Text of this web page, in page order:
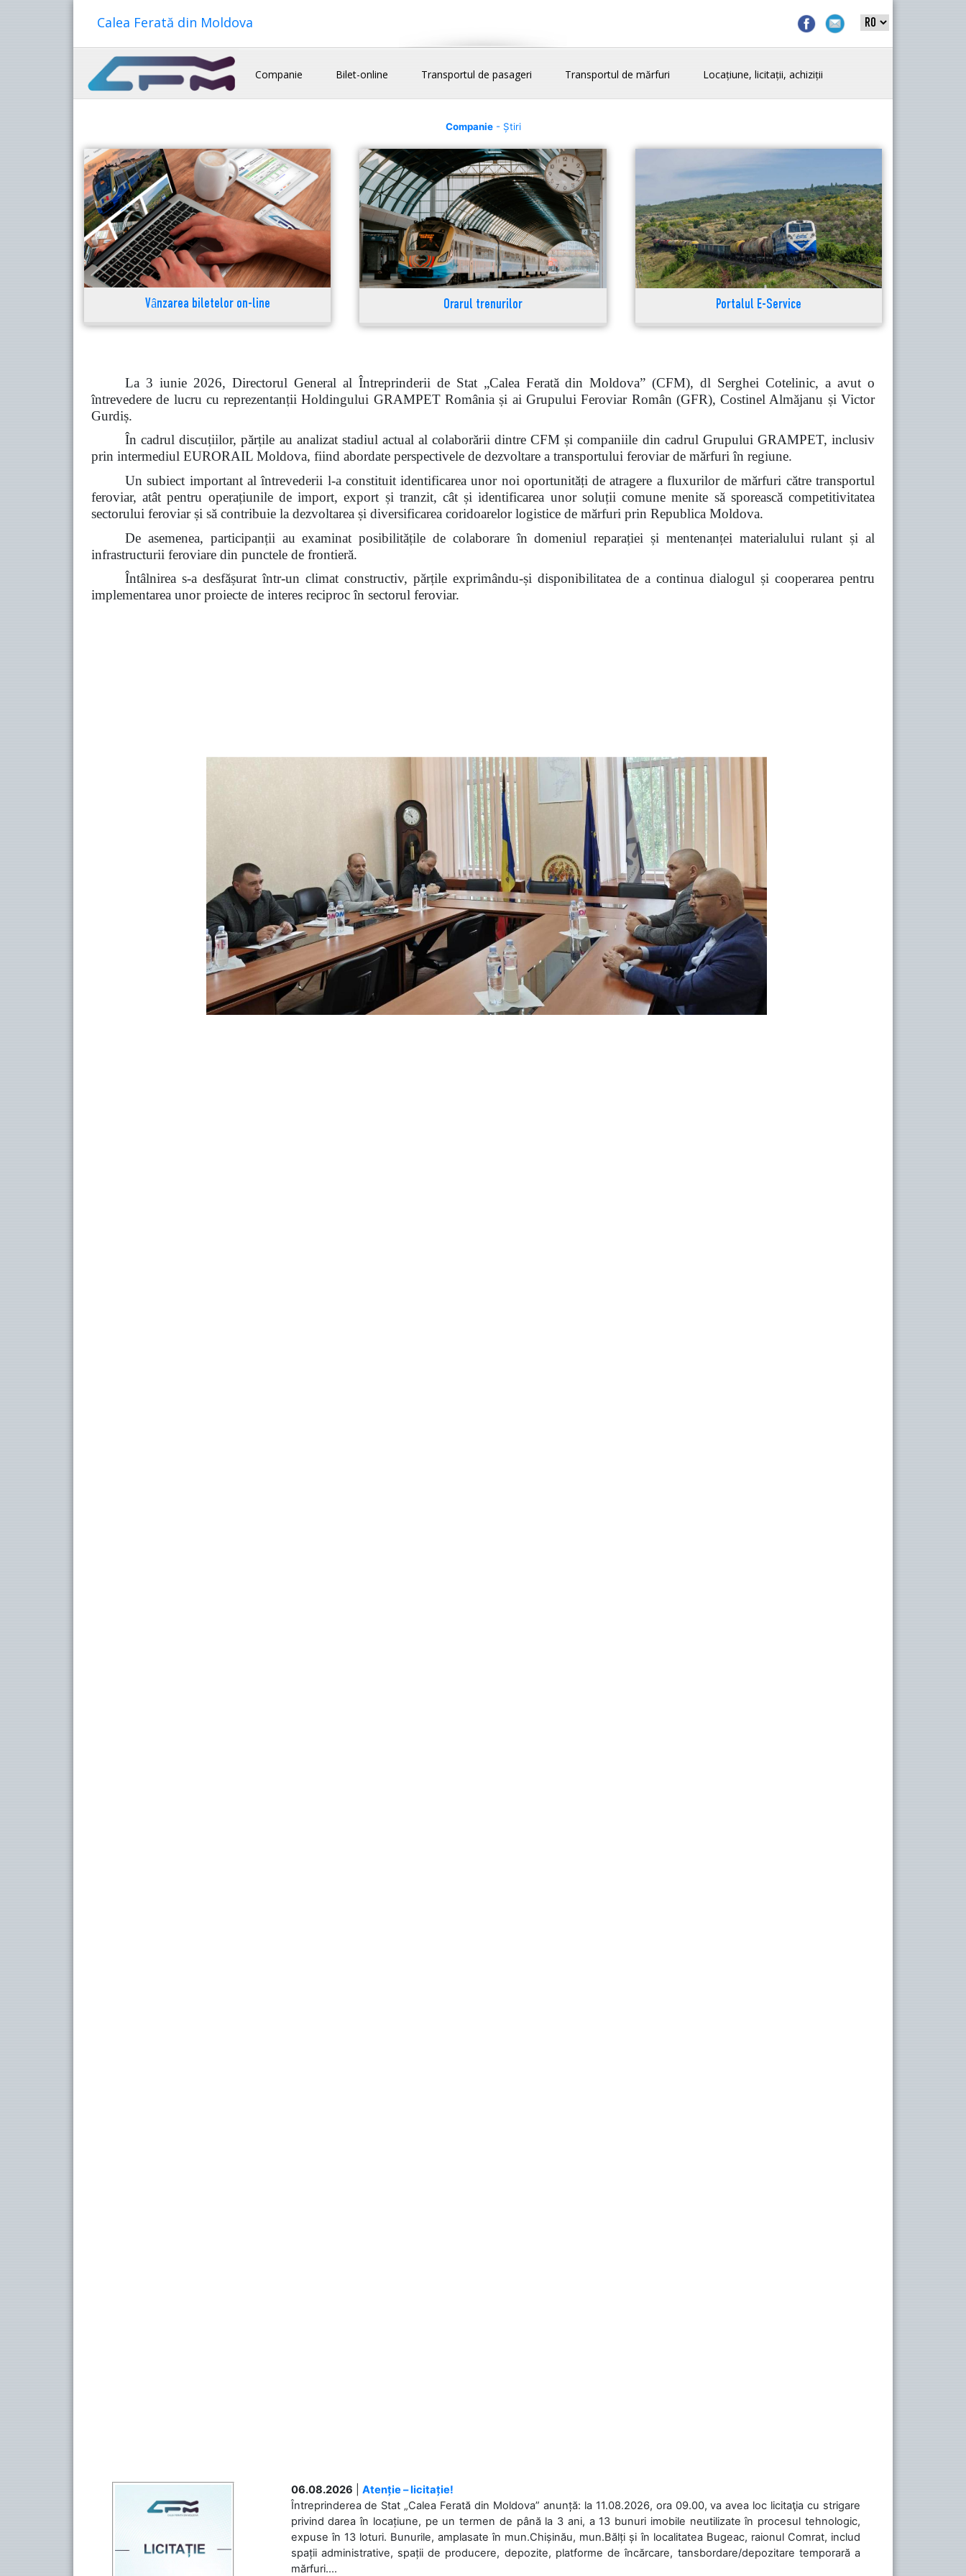
Calea Ferată din Moldova
Companie Bilet-online Transportul de pasageri Transportul de mărfuri Locațiune, licitații, achiziții
Companie- Știri
Vânzarea biletelor on-line Orarul trenurilor Portalul E-Service
La 3 iunie 2026, Directorul General al Întreprinderii de Stat „Calea Ferată din Moldova” (CFM), dl Serghei Cotelinic, a avut o
întrevedere de lucru cu reprezentanții Holdingului GRAMPET România și ai Grupului Feroviar Român (GFR), Costinel Almăjanu și Victor
Gurdiș.
În cadrul discuțiilor, părțile au analizat stadiul actual al colaborării dintre CFM și companiile din cadrul Grupului GRAMPET, inclusiv
prin intermediul EURORAIL Moldova, fiind abordate perspectivele de dezvoltare a transportului feroviar de mărfuri în regiune.
Un subiect important al întrevederii l-a constituit identificarea unor noi oportunități de atragere a fluxurilor de mărfuri către transportul
feroviar, atât pentru operațiunile de import, export și tranzit, cât și identificarea unor soluții comune menite să sporească competitivitatea
sectorului feroviar și să contribuie la dezvoltarea și diversificarea coridoarelor logistice de mărfuri prin Republica Moldova.
De asemenea, participanții au examinat posibilitățile de colaborare în domeniul reparației și mentenanței materialului rulant și al
infrastructurii feroviare din punctele de frontieră.
Întâlnirea s-a desfășurat într-un climat constructiv, părțile exprimându-și disponibilitatea de a continua dialogul și cooperarea pentru
implementarea unor proiecte de interes reciproc în sectorul feroviar.
06.08.2026
Atenție – licitație!
Întreprinderea de Stat „Calea Ferată din Moldova” anunță: la 11.08.2026, ora 09.00, va avea loc licitaţia cu strigare
privind darea în locațiune, pe un termen de până la 3 ani, a 13 bunuri imobile neutilizate în procesul tehnologic,
expuse în 13 loturi. Bunurile, amplasate în mun.Chișinău, mun.Bălți și în localitatea Bugeac, raionul Comrat, includ
spații administrative, spații de producere, depozite, platforme de încărcare, tansbordare/depozitare temporară a
mărfuri....